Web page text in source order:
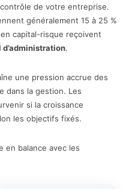
de votre entreprise.
généralement 15 à 25 %
capital-risque reçoivent
.
une pression accrue des
dans la gestion. Les
si la croissance
les objectifs fixés.
en balance avec les